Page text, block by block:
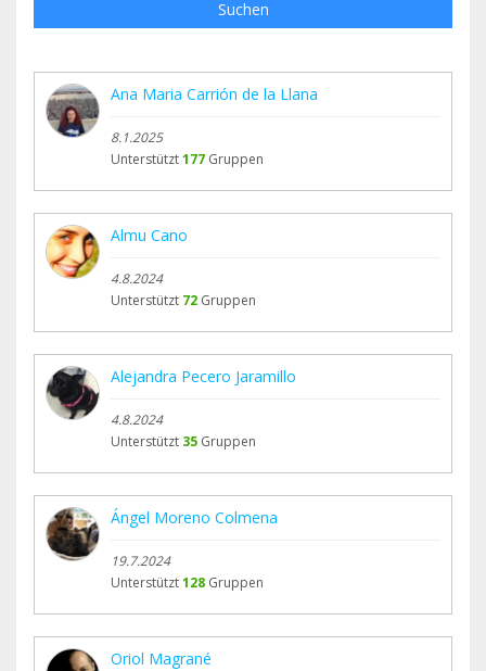
Suchen
Ana Maria Carrión de la Llana
8.1.2025
Unterstützt177 Gruppen
Almu Cano
4.8.2024
Unterstützt 72 Gruppen
Alejandra Pecero Jaramillo
4.8.2024
Unterstützt 35 Gruppen
Ángel Moreno Colmena
19.7.2024
Unterstützt128 Gruppen
Oriol Magrané